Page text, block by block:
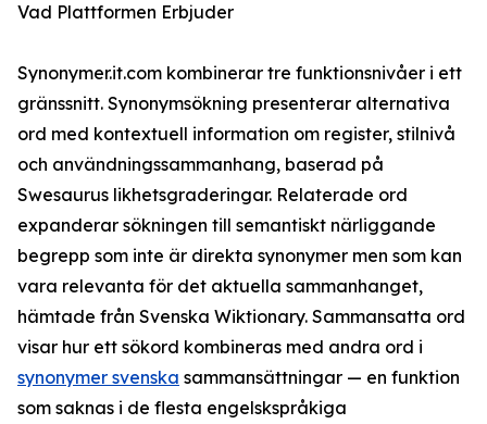
Vad Plattformen Erbjuder
Synonymer.it.com kombinerar tre funktionsnivåer i ett
gränssnitt. Synonymsökning presenterar alternativa
ord med kontextuell information om register, stilnivå
och användningssammanhang, baserad på
Swesaurus likhetsgraderingar. Relaterade ord
expanderar sökningen till semantiskt närliggande
begrepp som inte är direkta synonymer men som kan
vara relevanta för det aktuella sammanhanget,
hämtade från Svenska Wiktionary. Sammansatta ord
visar hur ett sökord kombineras med andra ord i
synonymer svenska sammansättningar — en funktion
som saknas i de flesta engelskspråkiga